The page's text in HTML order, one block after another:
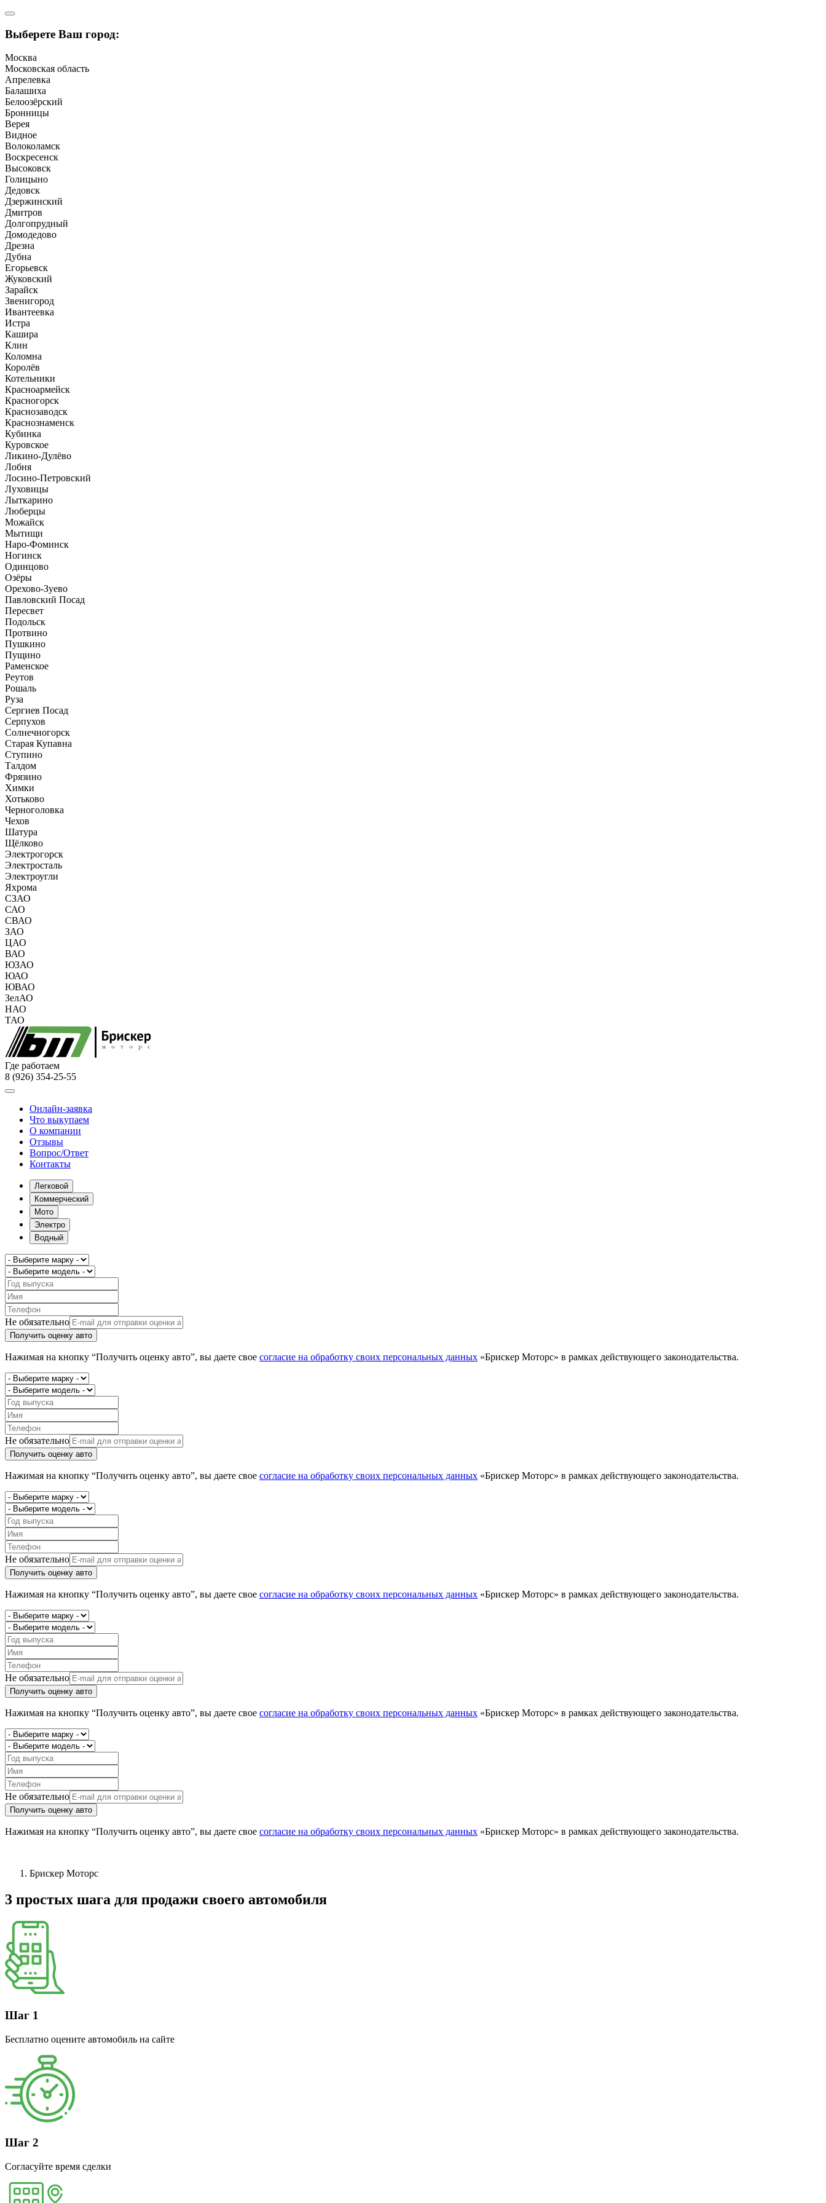
Выберете Ваш город:
Москва
Московская область
Апрелевка
Балашиха
Белоозёрский
Бронницы
Верея
Видное
Волоколамск
Воскресенск
Высоковск
Голицыно
Дедовск
Дзержинский
Дмитров
Долгопрудный
Домодедово
Дрезна
Дубна
Егорьевск
Жуковский
Зарайск
Звенигород
Ивантеевка
Истра
Кашира
Клин
Коломна
Королёв
Котельники
Красноармейск
Красногорск
Краснозаводск
Краснознаменск
Кубинка
Куровское
Ликино-Дулёво
Лобня
Лосино-Петровский
Луховицы
Лыткарино
Люберцы
Можайск
Мытищи
Наро-Фоминск
Ногинск
Одинцово
Озёры
Орехово-Зуево
Павловский Посад
Пересвет
Подольск
Протвино
Пушкино
Пущино
Раменское
Реутов
Рошаль
Руза
Сергиев Посад
Серпухов
Солнечногорск
Старая Купавна
Ступино
Талдом
Фрязино
Химки
Хотьково
Черноголовка
Чехов
Шатура
Щёлково
Электрогорск
Электросталь
Электроугли
Яхрома
СЗАО
САО
СВАО
ЗАО
ЦАО
ВАО
ЮЗАО
ЮАО
ЮВАО
ЗелАО
НАО
ТАО
Где работаем
8 (926) 354-25-55
Онлайн-заявка
Что выкупаем
О компании
Отзывы
Вопрос/Ответ
Контакты
Легковой
Коммерческий
Мото
Электро
Водный
Не обязательно
Получить оценку авто
Нажимая на кнопку “Получить оценку авто”, вы даете свое согласие на обработку своих персональных данных «Брискер Моторс» в рамках действующего законодательства.
Не обязательно
Получить оценку авто
Нажимая на кнопку “Получить оценку авто”, вы даете свое согласие на обработку своих персональных данных «Брискер Моторс» в рамках действующего законодательства.
Не обязательно
Получить оценку авто
Нажимая на кнопку “Получить оценку авто”, вы даете свое согласие на обработку своих персональных данных «Брискер Моторс» в рамках действующего законодательства.
Не обязательно
Получить оценку авто
Нажимая на кнопку “Получить оценку авто”, вы даете свое согласие на обработку своих персональных данных «Брискер Моторс» в рамках действующего законодательства.
Не обязательно
Получить оценку авто
Нажимая на кнопку “Получить оценку авто”, вы даете свое согласие на обработку своих персональных данных «Брискер Моторс» в рамках действующего законодательства.
Брискер Моторс
3 простых шага для продажи своего автомобиля
Шаг 1
Бесплатно оцените автомобиль на сайте
Шаг 2
Согласуйте время сделки